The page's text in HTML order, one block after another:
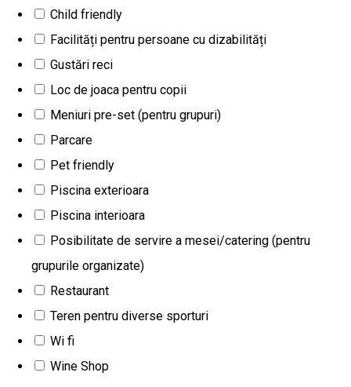
Child friendly
Facilități pentru persoane cu dizabilități
Gustări reci
Loc de joaca pentru copii
Meniuri pre-set (pentru grupuri)
Parcare
Pet friendly
Piscina exterioara
Piscina interioara
Posibilitate de servire a mesei/catering (pentru
grupurile organizate)
Restaurant
Teren pentru diverse sporturi
Wi fi
Wine Shop
sa. Asta vrem să spui despre restaurantul nostru după ce ieși
pe ușă! Un spectacol culinar pregătit cu atenție, în cele mai
mici detalii, pentru ca atunci când tragem cortina să fii
impresionat! Cât despre găzduirea ta și perna unde pui tot cu
dichis capul, află că îți aducem pe dinainte 7 camere și un
apartament 7 ca-n vremurile bune ale bugheziei orașului.
Strada Bastionului 10, Sighișoara 545400, Romania
Wine bar
"Fără să-mi dau seama, așteptam demult un astfel de loc, în
care să evadez pentru o după-amiază sau o seară din
România, rămânând în același timp în București! Corks este,
din acest punct de vedere, răspunsul unei nevoi pe care nici
nu știam că o am: un loc unde să mă simt bine și lipsit de